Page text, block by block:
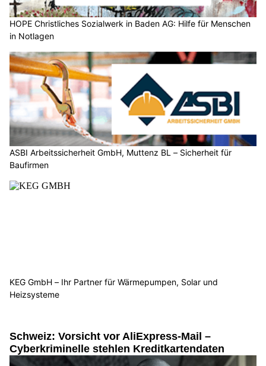
HOPE Christliches Sozialwerk in Baden AG: Hilfe für Menschen
in Notlagen
ASBI Arbeitssicherheit GmbH, Muttenz BL – Sicherheit für
Baufirmen
KEG GmbH – Ihr Partner für Wärmepumpen, Solar und
Heizsysteme
Schweiz: Vorsicht vor AliExpress-Mail –
Cyberkriminelle stehlen Kreditkartendaten